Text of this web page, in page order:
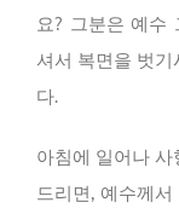
요? 그분은 예수
셔서 복면을 벗
다.
아침에 일어나
드리면, 예수께